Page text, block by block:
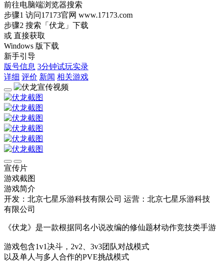
前往电脑端浏览器搜索
步骤1 访问17173官网 www.17173.com
步骤2 搜索 「伏龙」 下载
或 直接获取
Windows 版下载
新手引导
版号信息 3分钟试玩实录
详细 评价 新闻 相关游戏
宣传片
游戏截图
游戏简介
开发：北京七星乐游科技有限公司 运营：北京七星乐游科技
有限公司
《伏龙》是一款根据同名小说改编的修仙题材动作竞技类手游
游戏包含1v1决斗，2v2、3v3团队对战模式
以及单人与多人合作的PVE挑战模式